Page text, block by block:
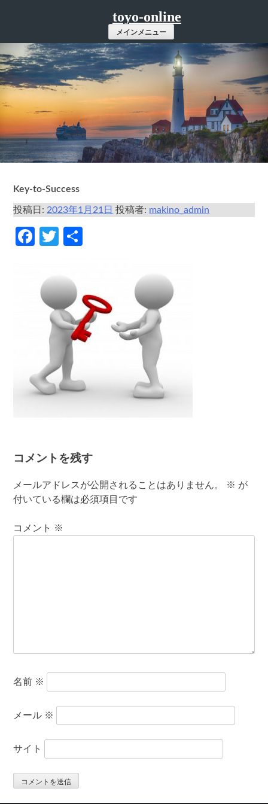
ツ
へ
ス
キ
ッ
プ
toyo-online
メインメニュー
Key-to-Success
投稿日: 2023年1月21日 投稿者: makino_admin
Facebook
Twitter
コメントを残す
メールアドレスが公開されることはありません。 ※ が
付いている欄は必須項目です
コメント ※
名前 ※
メール ※
サイト